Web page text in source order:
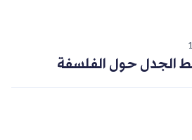
الجدل حول الفلسفة